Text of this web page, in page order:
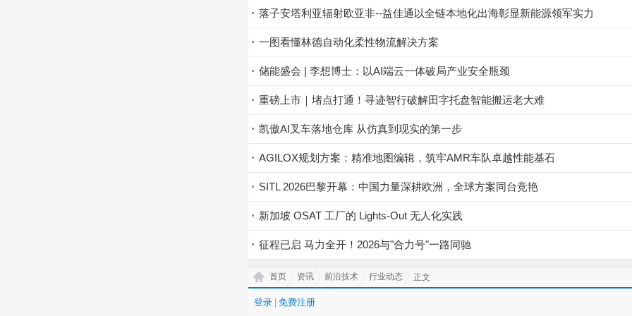
落子安塔利亚辐射欧亚非--益佳通以全链本地化出海彰显新能源领军实力
一图看懂林德自动化柔性物流解决方案
储能盛会 | 李想博士：以AI端云一体破局产业安全瓶颈
重磅上市｜堵点打通！寻迹智行破解田字托盘智能搬运老大难
凯傲AI叉车落地仓库 从仿真到现实的第一步
AGILOX规划方案：精准地图编辑，筑牢AMR车队卓越性能基石
SITL 2026巴黎开幕：中国力量深耕欧洲，全球方案同台竞艳
新加坡 OSAT 工厂的 Lights-Out 无人化实践
征程已启 马力全开！2026与"合力号"一路同驰
首页 资讯 前沿技术 行业动态 正文
登录 免费注册